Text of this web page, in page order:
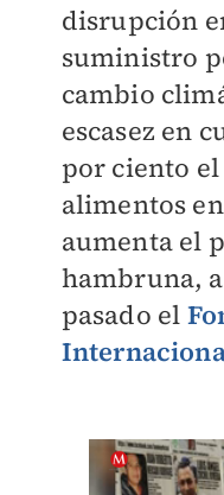
disrupción
suministro
cambio
escasez en
por ciento
alimentos
aumenta el
hambruna,
pasado el